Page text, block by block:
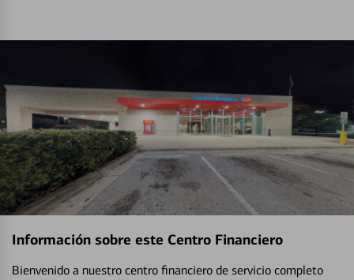
Información sobre este Centro Financiero
Bienvenido a nuestro centro financiero de servicio completo